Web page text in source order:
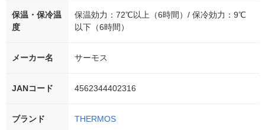
保温・保冷温
度
保温効力：72℃以上（6時間）/ 保冷効力：9℃
以下（6時間）
メーカー名 サーモス
JANコード 4562344402316
ブランド THERMOS